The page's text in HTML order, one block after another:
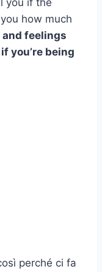
how much
and feelings
you’re being
perché ci fa